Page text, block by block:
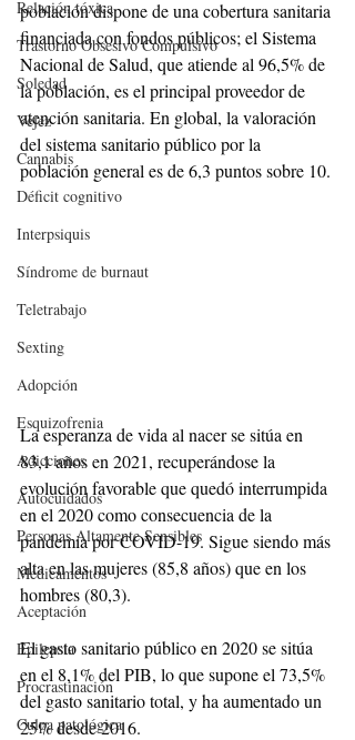
Relación tóxica
Trastorno Obsesivo Compulsivo
Soledad
Vejez
Cannabis
Déficit cognitivo
Interpsiquis
Síndrome de burnaut
Teletrabajo
Sexting
Adopción
Esquizofrenia
Adicciones
Autocuidados
Personas Altamente Sensibles
Medicamentos
Aceptación
Epilepsia
Procrastinación
Culpa patológica
población dispone de una cobertura sanitaria
financiada con fondos públicos; el Sistema
Nacional de Salud, que atiende al 96,5% de
la población, es el principal proveedor de
atención sanitaria. En global, la valoración
del sistema sanitario público por la
población general es de 6,3 puntos sobre 10.
La esperanza de vida al nacer se sitúa en
83,1 años en 2021, recuperándose la
evolución favorable que quedó interrumpida
en el 2020 como consecuencia de la
pandemia por COVID-19. Sigue siendo más
alta en las mujeres (85,8 años) que en los
hombres (80,3).
El gasto sanitario público en 2020 se sitúa
en el 8,1% del PIB, lo que supone el 73,5%
del gasto sanitario total, y ha aumentado un
25% desde 2016.